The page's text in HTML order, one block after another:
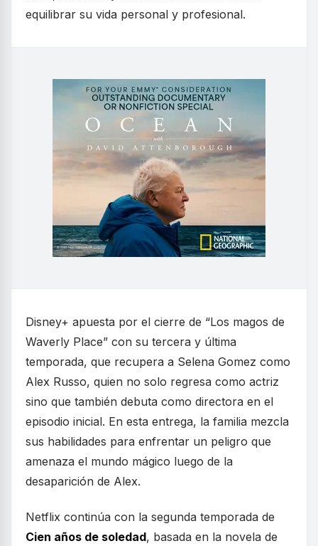
equilibrar su vida personal y profesional.
Disney+ apuesta por el cierre de “Los magos de
Waverly Place” con su tercera y última
temporada, que recupera a Selena Gomez como
Alex Russo, quien no solo regresa como actriz
sino que también debuta como directora en el
episodio inicial. En esta entrega, la familia mezcla
sus habilidades para enfrentar un peligro que
amenaza el mundo mágico luego de la
desaparición de Alex.
Netflix continúa con la segunda temporada de
Cien años de soledad, basada en la novela de